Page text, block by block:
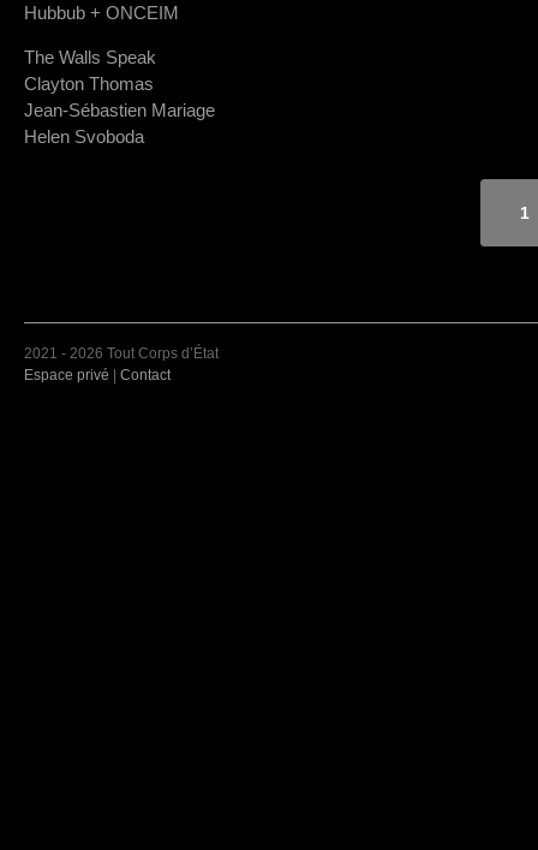
Hubbub + ONCEIM
The Walls Speak
Clayton Thomas
Jean-Sébastien Mariage
Helen Svoboda
1
2021 - 2026 Tout Corps d’État
Espace privé | Contact